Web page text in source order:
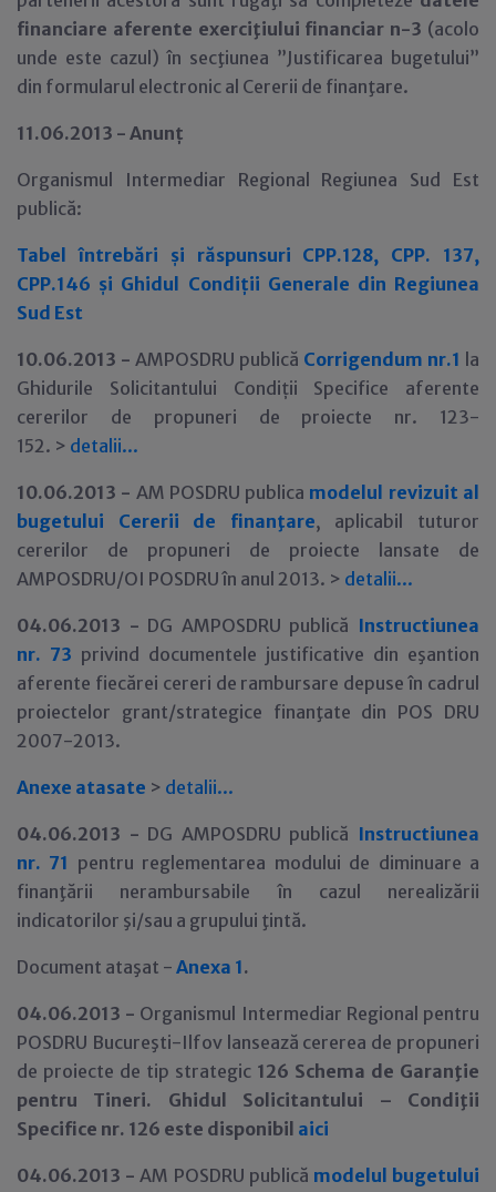
financiare aferente exerciţiului financiar n-3 (acolo
unde este cazul) în secţiunea ”Justificarea bugetului”
din formularul electronic al Cererii de finanţare.
11.06.2013 - Anunţ
Organismul Intermediar Regional Regiunea Sud Est
publică:
Tabel întrebări şi răspunsuri CPP.128, CPP. 137,
CPP.146 şi Ghidul Condiţii Generale din Regiunea
Sud Est
10.06.2013 - AMPOSDRU publică Corrigendum nr.1 la
Ghidurile Solicitantului Condiţii Specifice aferente
cererilor de propuneri de proiecte nr. 123-
152. > detalii...
10.06.2013 - AM POSDRU publica modelul revizuit al
bugetului Cererii de finanţare, aplicabil tuturor
cererilor de propuneri de proiecte lansate de
AMPOSDRU/OI POSDRU în anul 2013. > detalii...
04.06.2013 - DG AMPOSDRU publică Instructiunea
nr. 73 privind documentele justificative din eşantion
aferente fiecărei cereri de rambursare depuse în cadrul
proiectelor grant/strategice finanţate din POS DRU
2007-2013.
Anexe atasate > detalii...
04.06.2013 - DG AMPOSDRU publică Instructiunea
nr. 71 pentru reglementarea modului de diminuare a
finanţării nerambursabile în cazul nerealizării
indicatorilor şi/sau a grupului ţintă.
Document ataşat - Anexa 1.
04.06.2013 - Organismul Intermediar Regional pentru
POSDRU Bucureşti-Ilfov lansează cererea de propuneri
de proiecte de tip strategic 126 Schema de Garanţie
pentru Tineri. Ghidul Solicitantului – Condiţii
Specifice nr. 126 este disponibil aici
04.06.2013 -AM POSDRU publică modelul bugetului